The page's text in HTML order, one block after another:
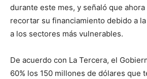
durante este mes, y señaló que
recortar su financiamiento debido a
a los sectores más vulnerables.
De acuerdo con La Tercera, el
60% los 150 millones de dólares que